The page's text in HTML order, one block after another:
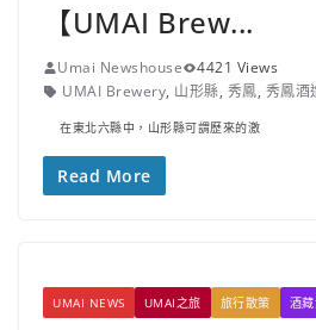
【UMAI Brew...
Umai Newshouse
4421 Views
UMAI Brewery, 山形縣, 秀鳳, 秀鳳酒
在東北六縣中，山形縣可謂歷來的激
Read More
UMAI NEWS UMAI之旅 旅行散策 酒